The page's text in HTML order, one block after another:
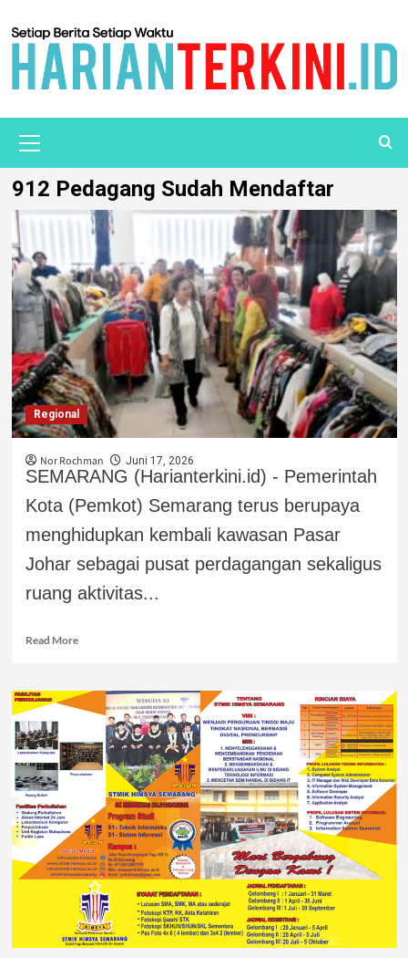
912 Pedagang Sudah Mendaftar
Regional
Nor Rochman Juni 17, 2026
SEMARANG (Harianterkini.id) - Pemerintah
Kota (Pemkot) Semarang terus berupaya
menghidupkan kembali kawasan Pasar
Johar sebagai pusat perdagangan sekaligus
ruang aktivitas...
Read More